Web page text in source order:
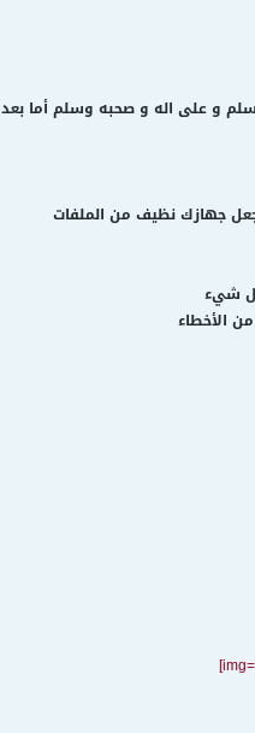
سلم و على اله و صحبه وسلم أما بعد
يجعل جهازك نظيف من الملفات
شيء
الأخطاء